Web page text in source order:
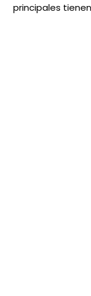
principales